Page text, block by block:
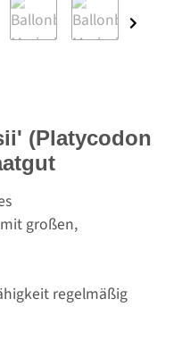
(Platycodon
großen,
regelmäßig